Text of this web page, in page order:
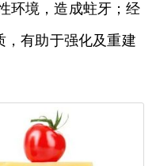
环境，造成蛀牙；经
，有助于强化及重建